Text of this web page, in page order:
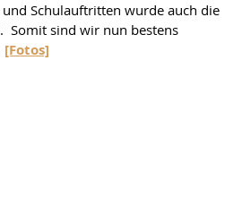
Schulauftritten wurde auch die
Somit sind wir nun bestens
[Fotos]